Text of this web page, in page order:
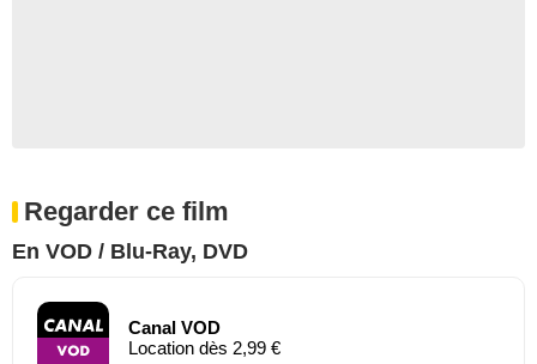
Regarder ce film
En VOD / Blu-Ray, DVD
Canal VOD
Location dès 2,99 €